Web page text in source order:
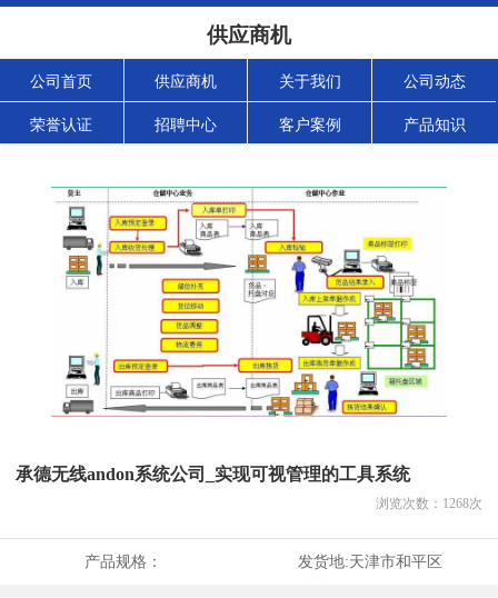
供应商机
公司首页 供应商机 关于我们 公司动态
荣誉认证 招聘中心 客户案例 产品知识
承德无线andon系统公司_实现可视管理的工具系统
浏览次数： 1268次
产品规格： 发货地:天津市和平区